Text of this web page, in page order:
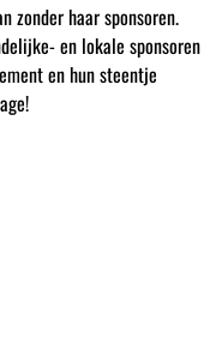
zonder haar sponsoren.
en lokale sponsoren
en hun steentje